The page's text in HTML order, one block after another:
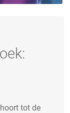
tot de